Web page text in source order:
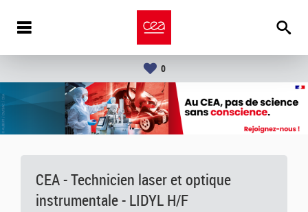
0
CEA - Technicien laser et optique
instrumentale - LIDYL H/F